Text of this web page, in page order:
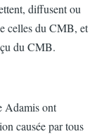
diffusent ou
celles du CMB, et
du CMB.
Adamis ont
causée par tous